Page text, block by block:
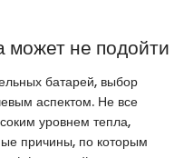
может не подойти
батарей, выбор
аспектом. Не все
уровнем тепла,
причины, по которым